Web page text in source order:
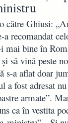
către Ghiusi:
a recomandat
mai bine în
să vină peste
s-a aflat doar
a fost adresat
armate”.
ca în vestita